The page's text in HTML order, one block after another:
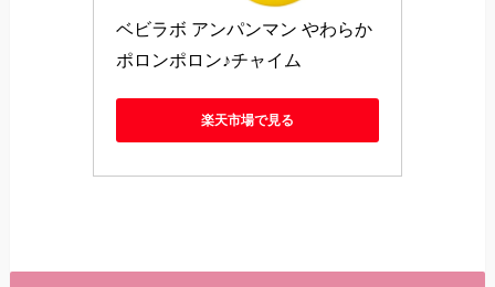
ベビラボ アンパンマン やわらか
ポロンポロン♪チャイム
楽天市場で見る